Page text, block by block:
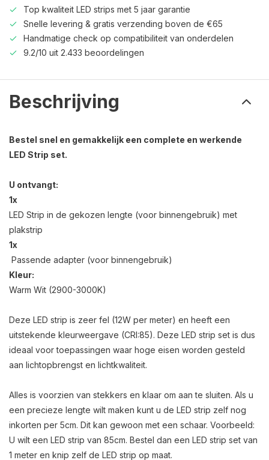
Top kwaliteit LED strips met 5 jaar garantie
Snelle levering & gratis verzending boven de €65
Handmatige check op compatibiliteit van onderdelen
9.2/10 uit 2.433 beoordelingen
Beschrijving
Bestel snel en gemakkelijk een complete en werkende
LED Strip set.
U ontvangt:
1x
LED Strip in de gekozen lengte (voor binnengebruik) met
plakstrip
1x
Passende adapter (voor binnengebruik)
Kleur:
Warm Wit (2900-3000K)
Deze LED strip is zeer fel (12W per meter) en heeft een
uitstekende kleurweergave (CRI:85). Deze LED strip set is dus
ideaal voor toepassingen waar hoge eisen worden gesteld
aan lichtopbrengst en lichtkwaliteit.
Alles is voorzien van stekkers en klaar om aan te sluiten. Als u
een precieze lengte wilt maken kunt u de LED strip zelf nog
inkorten per 5cm. Dit kan gewoon met een schaar. Voorbeeld:
U wilt een LED strip van 85cm. Bestel dan een LED strip set van
1 meter en knip zelf de LED strip op maat.